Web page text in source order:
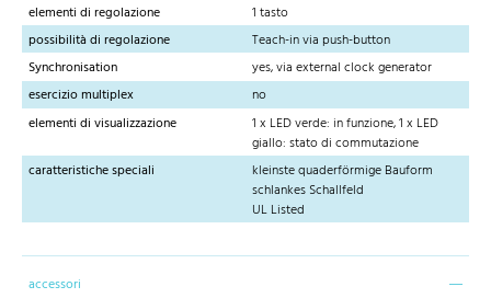
elementi di regolazione
1 tasto
possibilità di regolazione
Teach-in via push-button
Synchronisation
yes, via external clock generator
esercizio multiplex
no
elementi di visualizzazione
1 x LED verde: in funzione, 1 x LED
giallo: stato di commutazione
caratteristiche speciali
kleinste quaderförmige Bauform
schlankes Schallfeld
UL Listed
accessori